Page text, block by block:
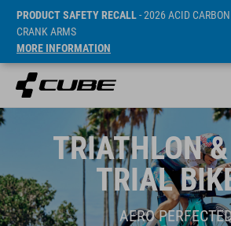
PRODUCT SAFETY RECALL- 2026 ACID
CRANK ARMS
MORE INFORMATION
TRIATHLON
TRIAL
AERO